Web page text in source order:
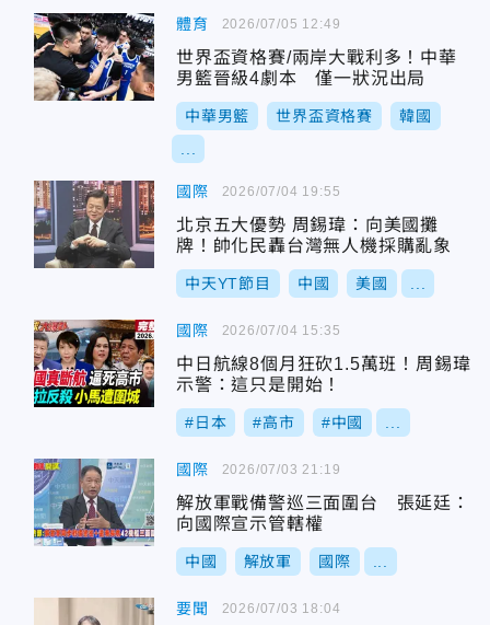
體育
世界盃資格賽/兩岸大戰利多！中華
男籃晉級4劇本 僅一狀況出局
中華男籃 世界盃資格賽 韓國
2026/07/05 12:49
國際
北京五大優勢 周錫瑋：向美國攤
牌！帥化民轟台灣無人機採購亂象
中天YT節目 中國 美國
2026/07/04 19:55
國際
中日航線8個月狂砍1.5萬班！周錫瑋
示警：這只是開始！
#日本 #高市 #中國
2026/07/04 15:35
國際
解放軍戰備警巡三面圍台 張延廷：
向國際宣示管轄權
中國 解放軍 國際
2026/07/03 21:19
要聞 2026/07/03 18:04